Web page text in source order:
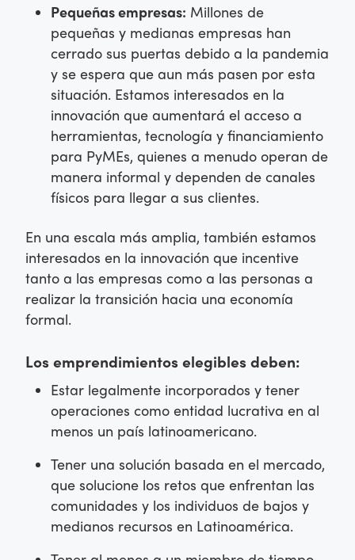
Pequeñas empresas: Millones de
pequeñas y medianas empresas han
cerrado sus puertas debido a la pandemia
y se espera que aun más pasen por esta
situación. Estamos interesados en la
innovación que aumentará el acceso a
herramientas, tecnología y financiamiento
para PyMEs, quienes a menudo operan de
manera informal y dependen de canales
físicos para llegar a sus clientes.
En una escala más amplia, también estamos
interesados en la innovación que incentive
tanto a las empresas como a las personas a
realizar la transición hacia una economía
formal.
Los emprendimientos elegibles deben:
Estar legalmente incorporados y tener
operaciones como entidad lucrativa en al
menos un país latinoamericano.
Tener una solución basada en el mercado,
que solucione los retos que enfrentan las
comunidades y los individuos de bajos y
medianos recursos en Latinoamérica.